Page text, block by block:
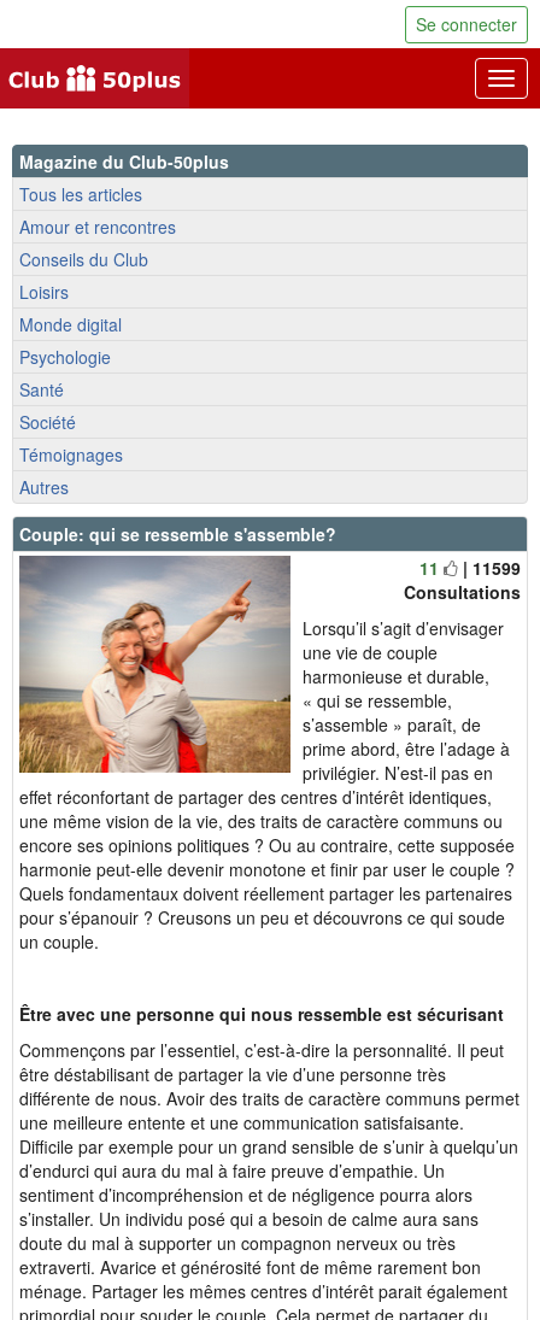
Se connecter
Magazine du Club-50plus
Tous les articles
Amour et rencontres
Conseils du Club
Loisirs
Monde digital
Psychologie
Santé
Société
Témoignages
Autres
Couple: qui se ressemble s'assemble?
11
| 11599
Consultations
Lorsqu’il s’agit d’envisager
une vie de couple
harmonieuse et durable,
« qui se ressemble,
s’assemble » paraît, de
prime abord, être l’adage à
privilégier. N’est-il pas en
effet réconfortant de partager des centres d’intérêt identiques,
une même vision de la vie, des traits de caractère communs ou
encore ses opinions politiques ? Ou au contraire, cette supposée
harmonie peut-elle devenir monotone et finir par user le couple ?
Quels fondamentaux doivent réellement partager les partenaires
pour s’épanouir ? Creusons un peu et découvrons ce qui soude
un couple.
Être avec une personne qui nous ressemble est sécurisant
Commençons par l’essentiel, c’est-à-dire la personnalité. Il peut
être déstabilisant de partager la vie d’une personne très
différente de nous. Avoir des traits de caractère communs permet
une meilleure entente et une communication satisfaisante.
Difficile par exemple pour un grand sensible de s’unir à quelqu’un
d’endurci qui aura du mal à faire preuve d’empathie. Un
sentiment d’incompréhension et de négligence pourra alors
s’installer. Un individu posé qui a besoin de calme aura sans
doute du mal à supporter un compagnon nerveux ou très
extraverti. Avarice et générosité font de même rarement bon
ménage. Partager les mêmes centres d’intérêt parait également
primordial pour souder le couple. Cela permet de partager du